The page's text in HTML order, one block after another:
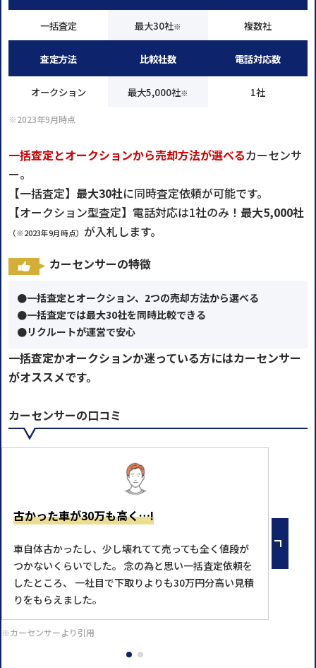
一括査定 最大30社※ 複数社
査定方法
オークション
比較社数
最大5,000社※
電話対応数
1社
※2023年9月時点
一括査定とオークションから売却方法が選べるカーセンサ
ー。
【一括査定】 最大30社に同時査定依頼が可能です。
【オークション型査定】電話対応は1社のみ！ 最大5,000社
（※2023年9月時点） が入札します。
カーセンサーの特徴
●一括査定とオークション、2つの売却方法から選べる
●一括査定では最大30社を同時比較できる
●リクルートが運営で安心
一括査定かオークションか迷っている方にはカーセンサー
がオススメです。
カーセンサーの口コミ
古かった車が30万も高く…!
車自体古かったし、少し壊れてて売っても全く値段が
つかないくらいでした。 念の為と思い一括査定依頼を
したところ、 一社目で下取りよりも30万円分高い見積
りをもらえました。
※カーセンサーより引用